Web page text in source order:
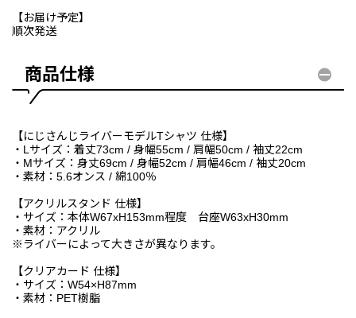
【お届け予定】
順次発送
商品仕様
【にじさんじライバーモデルTシャツ 仕様】
・Lサイズ：着丈73cm / 身幅55cm / 肩幅50cm / 袖丈22cm
・Mサイズ：身丈69cm / 身幅52cm / 肩幅46cm / 袖丈20cm
・素材：5.6オンス / 綿100％
【アクリルスタンド 仕様】
・サイズ：本体W67xH153mm程度 台座W63xH30mm
・素材：アクリル
※ライバーによって大きさが異なります。
【クリアカード 仕様】
・サイズ：W54×H87mm
・素材：PET樹脂